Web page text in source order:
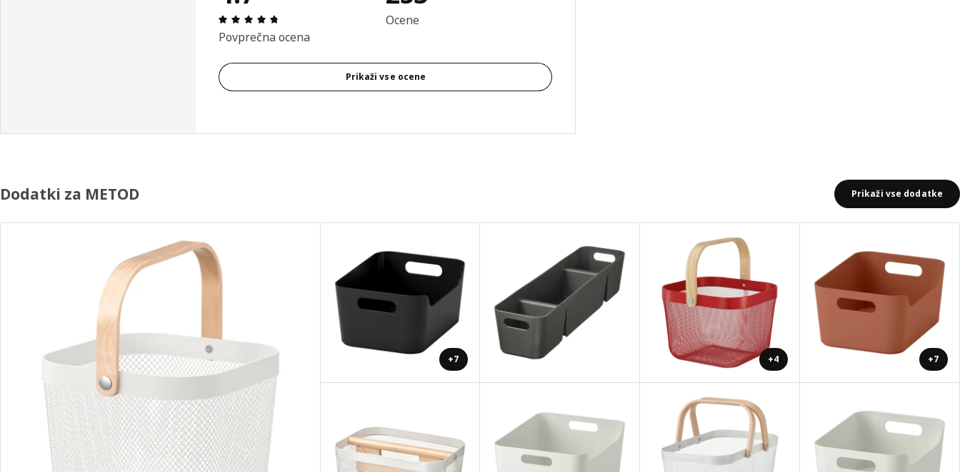
Ocena in komentar: 4.7 od skupno 5 zvezdic. Skupno število mnenj: 253
Povprečna ocena
Ocene
Prikaži vse ocene
Dodatki za METOD Prikaži vse dodatke
+7 +4 +7